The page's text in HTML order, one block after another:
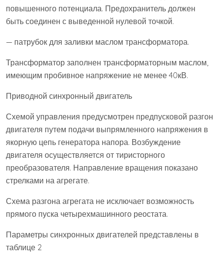
повышенного потенциала. Предохранитель должен
быть соединен с выведенной нулевой точкой.
— патрубок для заливки маслом трансформатора.
Трансформатор заполнен трансформаторным маслом,
имеющим пробивное напряжение не менее 40кВ.
Приводной синхронный двигатель
Схемой управления предусмотрен предпусковой разгон
двигателя путем подачи выпрямленного напряжения в
якорную цепь генератора напора. Возбуждение
двигателя осуществляется от тиристорного
преобразователя. Направление вращения показано
стрелками на агрегате.
Схема разгона агрегата не исключает возможность
прямого пуска четырехмашинного реостата.
Параметры синхронных двигателей представлены в
таблице 2